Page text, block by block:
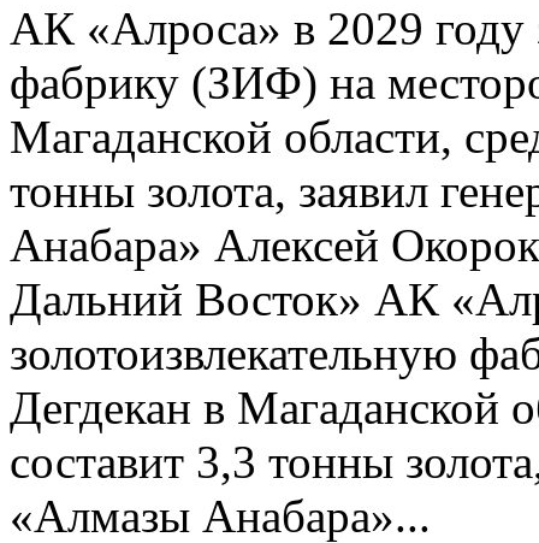
АК «Алроса» в 2029 году
фабрику (ЗИФ) на
Магаданской области,
тонны золота, заявил
Анабара» Алексей
Дальний Восток» АК
золотоизвлекательную
Дегдекан в Магаданской
составит 3,3 тонны
«Алмазы Анабара»...